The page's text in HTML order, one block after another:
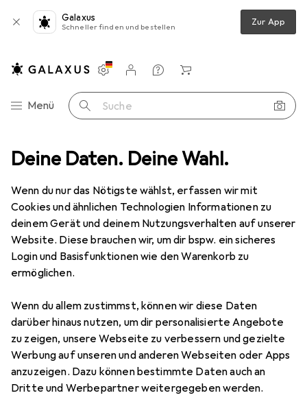
Deine Daten. Deine Wahl.
Wenn du nur das Nötigste wählst, erfassen wir mit
Cookies und ähnlichen Technologien Informationen zu
deinem Gerät und deinem Nutzungsverhalten auf unserer
Website. Diese brauchen wir, um dir bspw. ein sicheres
Login und Basisfunktionen wie den Warenkorb zu
ermöglichen.
Wenn du allem zustimmst, können wir diese Daten
darüber hinaus nutzen, um dir personalisierte Angebote
zu zeigen, unsere Webseite zu verbessern und gezielte
Werbung auf unseren und anderen Webseiten oder Apps
anzuzeigen. Dazu können bestimmte Daten auch an
Dritte und Werbepartner weitergegeben werden.
Galaxus
Schneller finden und bestellen Zur App
Navigation nach Kategorien
Menü Suche
Einstellungen
Kundenkonto
Vergleichslisten
Merklisten
Warenkorb
Türbeschlag Zubehör Türbeschlag
5 Bilder
FuhrTreibriegel
EUR
85,58
EUR
1,34
Angebot für
Bewertungen Marke